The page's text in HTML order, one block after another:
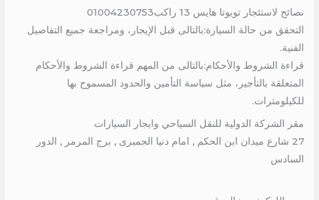
نصائح لاستئجار تويوتا هايس 13 راكب01004230753
التحقق من حالة السيارة:بالتالى قبل الإيجار، ومراجعة جميع التفاصيل
الفنية.
قراءة الشروط والأحكام:بالتالى من المهم قراءة الشروط والأحكام
المتعلقة بالتأجير، مثل سياسة التأمين والحدود المسموح بها
للكيلومترات.
مقر الشركة الدولية للنقل السياحي وايجار السيارات
27 شارع ميدان ابن الحكم , امام دنيا الجمبرى , برج المرمر , الدور
السادس